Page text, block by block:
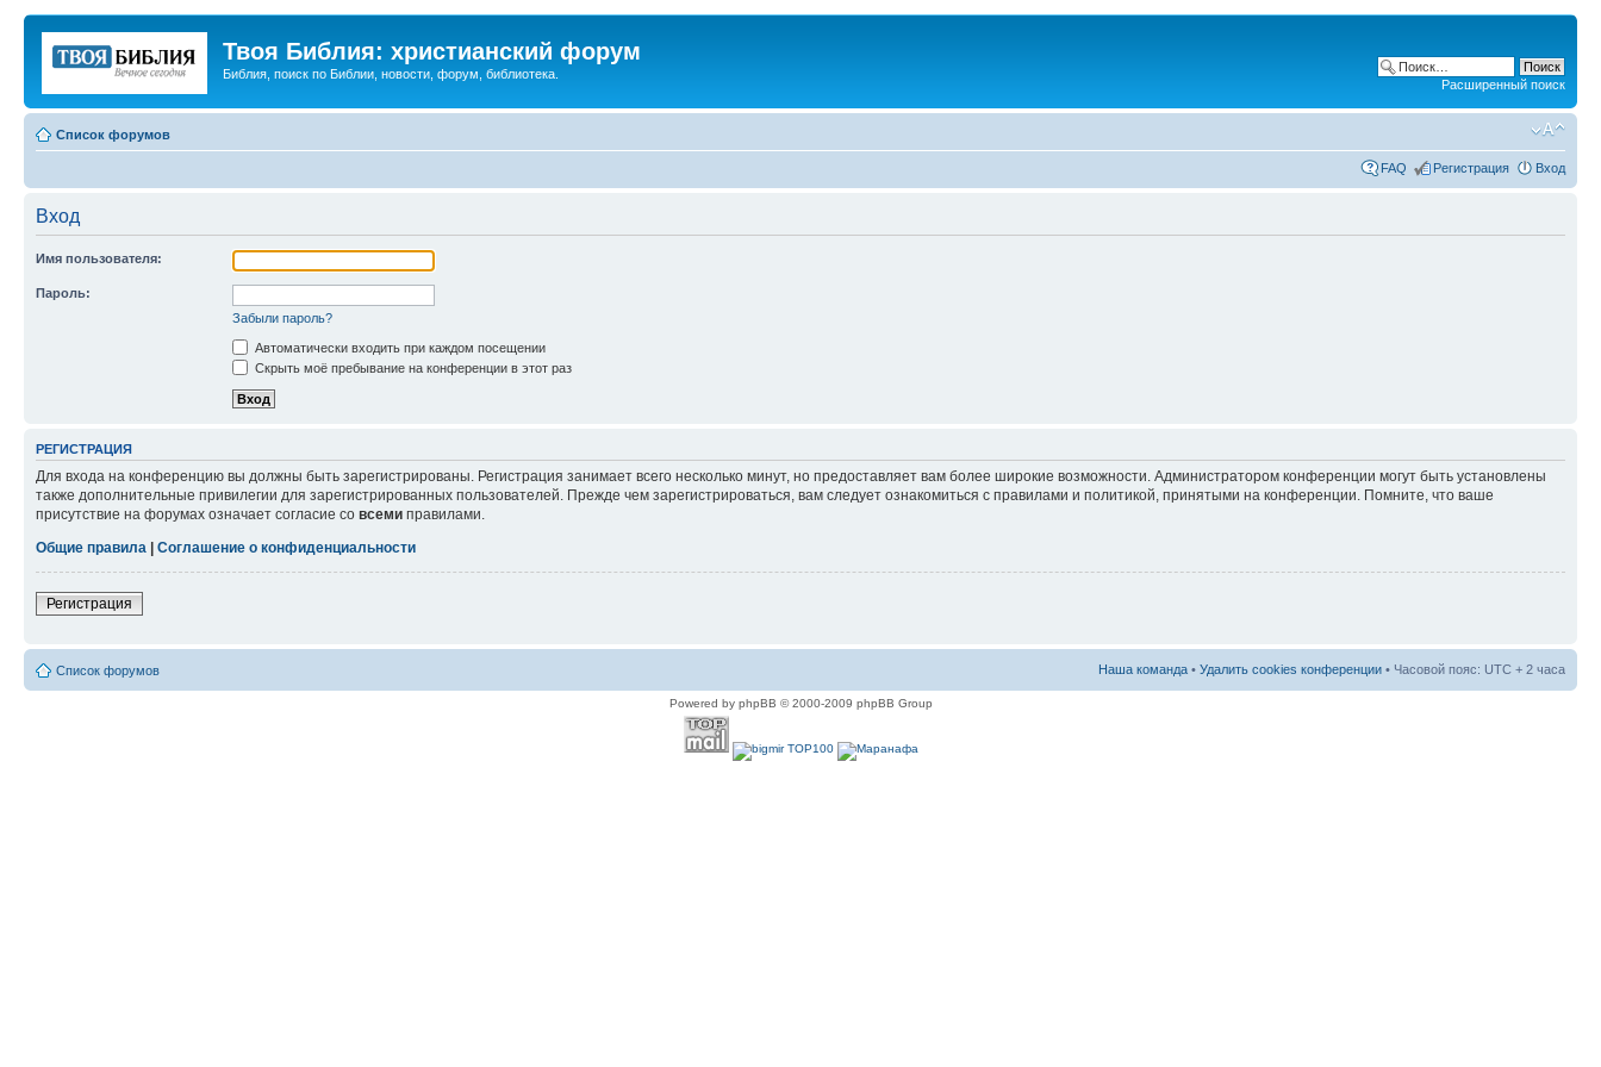
Твоя Библия: христианский форум
Библия, поиск по Библии, новости, форум, библиотека.
Расширенный поиск
Список форумов
FAQ Регистрация Вход
Вход
Имя пользователя:
Пароль:
Забыли пароль?
Автоматически входить при каждом посещении
Скрыть моё пребывание на конференции в этот раз
РЕГИСТРАЦИЯ
Для входа на конференцию вы должны быть зарегистрированы. Регистрация занимает всего несколько минут, но предоставляет вам более широкие возможности. Администратором конференции могут быть установлены
также дополнительные привилегии для зарегистрированных пользователей. Прежде чем зарегистрироваться, вам следует ознакомиться с правилами и политикой, принятыми на конференции. Помните, что ваше
присутствие на форумах означает согласие со всеми правилами.
Общие правила
Соглашение о конфиденциальности
Регистрация
Список форумов Наша команда • Удалить cookies конференции • Часовой пояс: UTC + 2 часа
Powered by phpBB © 2000-2009 phpBB Group